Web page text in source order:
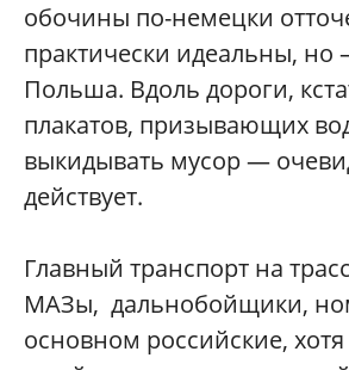
обочины по-немецки
практически идеальны, но
Польша. Вдоль дороги,
плакатов, призывающих
выкидывать мусор —
действует.
Главный транспорт на
МАЗы, дальнобойщики,
основном российские,